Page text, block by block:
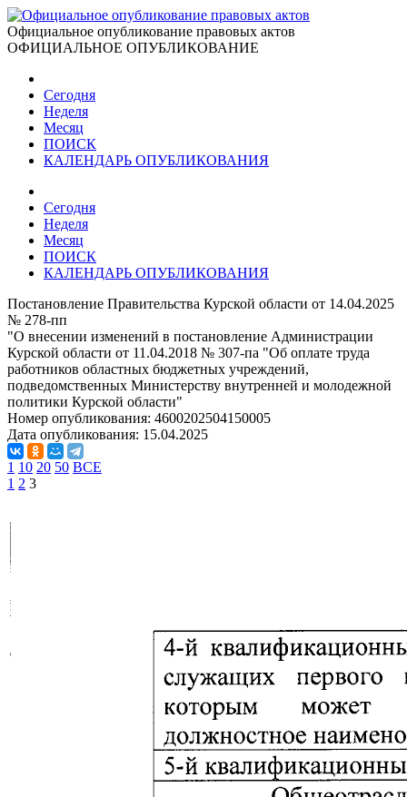
Официальное опубликование правовых актов
ОФИЦИАЛЬНОЕ ОПУБЛИКОВАНИЕ
Сегодня
Неделя
Месяц
ПОИСК
КАЛЕНДАРЬ ОПУБЛИКОВАНИЯ
Сегодня
Неделя
Месяц
ПОИСК
КАЛЕНДАРЬ ОПУБЛИКОВАНИЯ
Постановление Правительства Курской области от 14.04.2025
№ 278-пп
"О внесении изменений в постановление Администрации
Курской области от 11.04.2018 № 307-па "Об оплате труда
работников областных бюджетных учреждений,
подведомственных Министерству внутренней и молодежной
политики Курской области"
Номер опубликования: 4600202504150005
Дата опубликования: 15.04.2025
1 10 20 50 ВСЕ
1 2 3